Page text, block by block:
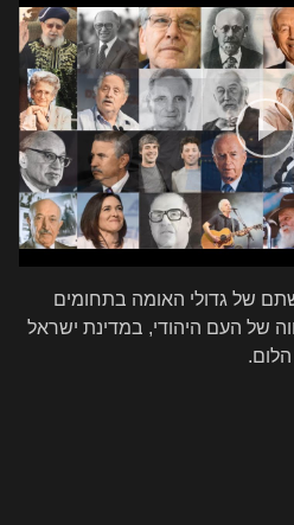
של גדולי האומה בתחומים
של העם היהודי, במדינת ישראל